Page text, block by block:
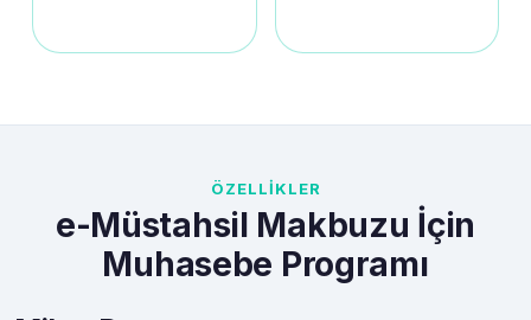
ÖZELLİKLER
e-Müstahsil Makbuzu İçin
Muhasebe Programı